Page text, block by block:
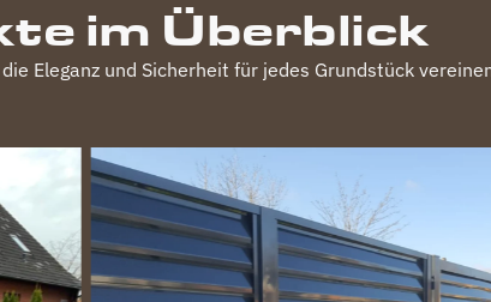
im Überblick
die Eleganz und Sicherheit für jedes Grundstück